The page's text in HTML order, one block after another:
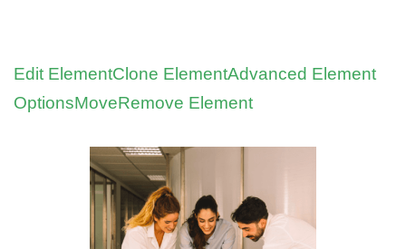
Edit ElementClone ElementAdvanced Element
OptionsMoveRemove Element